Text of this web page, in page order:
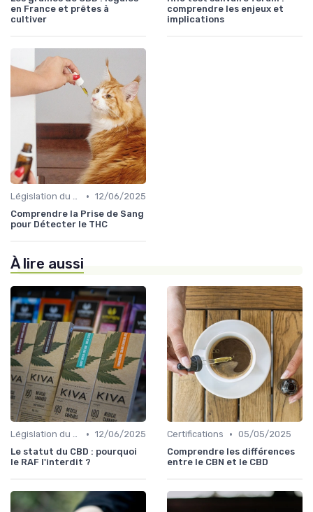
en France et prêtes à
cultiver
comprendre les enjeux et
implications
Législation du CBD • 12/06/2025
Comprendre la Prise de Sang
pour Détecter le THC
À lire aussi
Législation du CBD • 12/06/2025
Le statut du CBD : pourquoi
le RAF l'interdit ?
Certifications • 05/05/2025
Comprendre les différences
entre le CBN et le CBD